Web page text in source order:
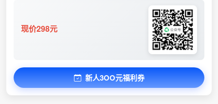
现价298元
新人3OO元福利券